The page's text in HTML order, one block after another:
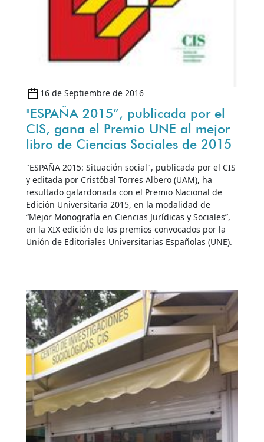
16 de Septiembre de 2016
"ESPAÑA 2015”, publicada por el
CIS, gana el Premio UNE al mejor
libro de Ciencias Sociales de 2015
"ESPAÑA 2015: Situación social", publicada por el CIS
y editada por Cristóbal Torres Albero (UAM), ha
resultado galardonada con el Premio Nacional de
Edición Universitaria 2015, en la modalidad de
“Mejor Monografía en Ciencias Jurídicas y Sociales”,
en la XIX edición de los premios convocados por la
Unión de Editoriales Universitarias Españolas (UNE).